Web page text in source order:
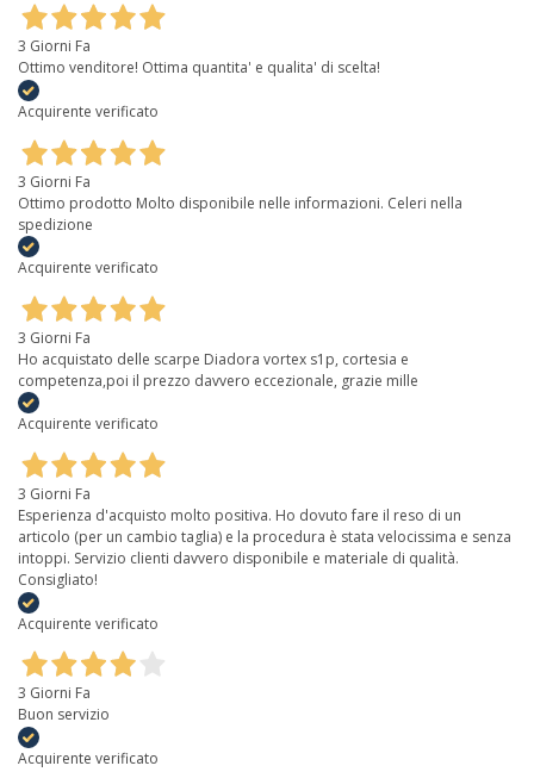
3 Giorni Fa
Ottimo venditore! Ottima quantita' e qualita' di scelta!
Acquirente verificato
3 Giorni Fa
Ottimo prodotto Molto disponibile nelle informazioni. Celeri nella
spedizione
Acquirente verificato
3 Giorni Fa
Ho acquistato delle scarpe Diadora vortex s1p, cortesia e
competenza,poi il prezzo davvero eccezionale, grazie mille
Acquirente verificato
3 Giorni Fa
Esperienza d'acquisto molto positiva. Ho dovuto fare il reso di un
articolo (per un cambio taglia) e la procedura è stata velocissima e senza
intoppi. Servizio clienti davvero disponibile e materiale di qualità.
Consigliato!
Acquirente verificato
3 Giorni Fa
Buon servizio
Acquirente verificato